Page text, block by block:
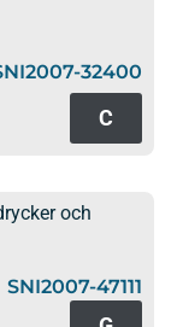
32400
C
och
SNI2007-47111